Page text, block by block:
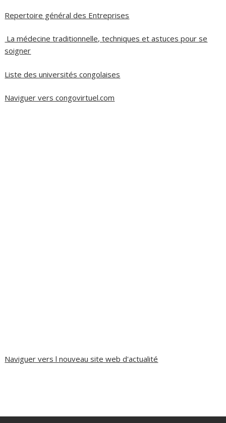
Repertoire général des Entreprises
La médecine traditionnelle, techniques et astuces pour se
soigner
Liste des universités congolaises
Naviguer vers congovirtuel.com
Naviguer vers l nouveau site web d'actualité